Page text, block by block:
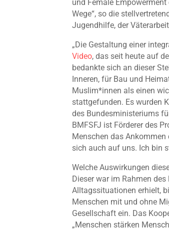
und Female
Wege“, so die
Jugendhilfe, der
„Die Gestaltung einer
Video, das seit heute auf
bedankte sich an dieser
Inneren, für Bau und
Muslim*innen als einen
stattgefunden. Es wurden
des Bundesministeriums
BMFSFJ ist Förderer des
Menschen das
sich auch auf uns. Ich bin
Welche Auswirkungen
Dieser war im Rahmen
Alltagssituationen erhielt,
Menschen mit und ohne
Gesellschaft ein. Das
„Menschen stärken